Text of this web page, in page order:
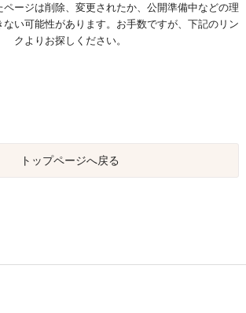
ージは削除、変更されたか、公開準備中などの理
い可能性があります。お手数ですが、下記のリン
クよりお探しください。
トップページへ戻る